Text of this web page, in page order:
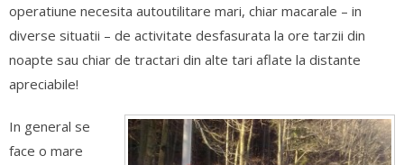
operatiune necesita autoutilitare mari, chiar macarale – in
diverse situatii – de activitate desfasurata la ore tarzii din
noapte sau chiar de tractari din alte tari aflate la distante
apreciabile!
In general se
face o mare